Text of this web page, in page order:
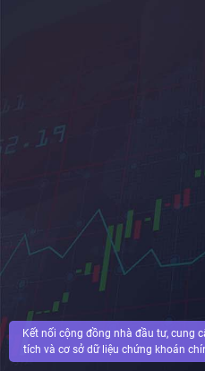
Kết nối cộng đồng nhà đầu tư, cung
tích và cơ sở dữ liệu chứng khoán